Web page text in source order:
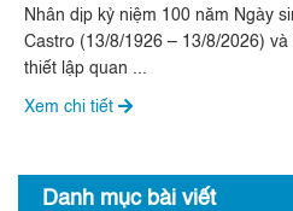
SON SẮT ĐẶC BIỆT”
Nhân dịp kỷ niệm 100 năm Ngày
Castro (13/8/1926 – 13/8/2026)
thiết lập quan ...
Xem chi tiết
Danh mục bài viết